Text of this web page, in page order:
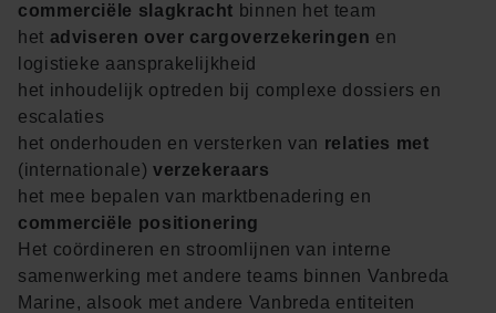
commerciële slagkracht binnen het team
het adviseren over cargoverzekeringen en
logistieke aansprakelijkheid
het inhoudelijk optreden bij complexe dossiers en
escalaties
het onderhouden en versterken van relaties met
(internationale) verzekeraars
het mee bepalen van marktbenadering en
commerciële positionering
Het coördineren en stroomlijnen van interne
samenwerking met andere teams binnen Vanbreda
Marine, alsook met andere Vanbreda entiteiten